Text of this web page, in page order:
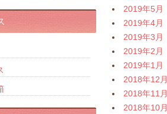
2019年5月
2019年4月
2019年3月
2019年2月
2019年1月
2018年12月
2018年11月
2018年10月